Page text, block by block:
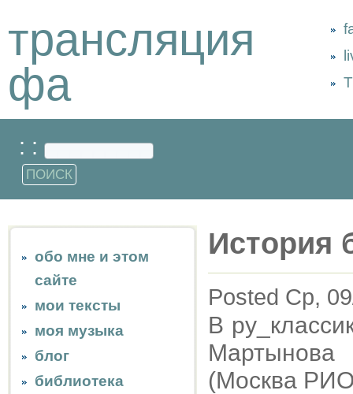
трансляция
фа
: :
обо мне и этом
сайте
мои тексты
моя музыка
блог
библиотека
История
Posted Ср,
В
Мартынова
(Москва